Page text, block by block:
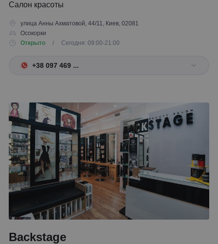
Салон красоты
улица Анны Ахматовой, 44/11, Киев, 02081
Осокорки
Открыто
/ Сегодня: 09:00-21:00
+38 097 469 ...
Backstage